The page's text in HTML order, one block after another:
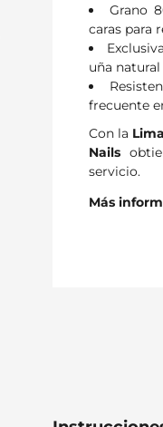
Grano
caras para
uña natural
frecuente
Con la
Nails
servicio.
Más